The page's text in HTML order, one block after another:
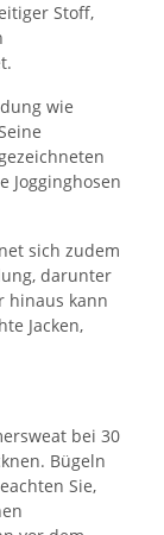
Stoff,
wie
Jogginghosen
sich zudem
darunter
hinaus kann
Jacken,
bei 30
Bügeln
Sie,